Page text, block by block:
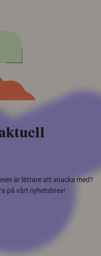
är lättare att snacka med?
på vårt nyhetsbrev!